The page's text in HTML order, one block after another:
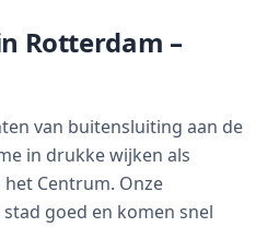
Rotterdam –
van buitensluiting aan de
in drukke wijken als
Centrum. Onze
goed en komen snel